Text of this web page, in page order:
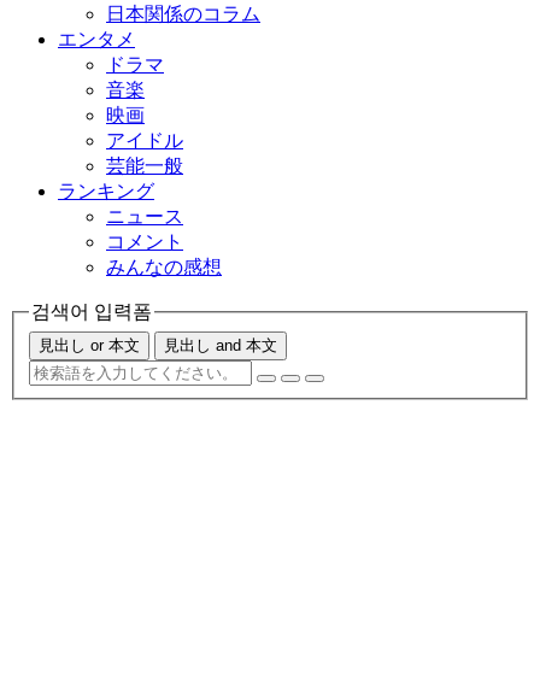
日本関係のコラム
エンタメ
ドラマ
音楽
映画
アイドル
芸能一般
ランキング
ニュース
コメント
みんなの感想
검색어 입력폼
見出し or 本文 見出し and 本文